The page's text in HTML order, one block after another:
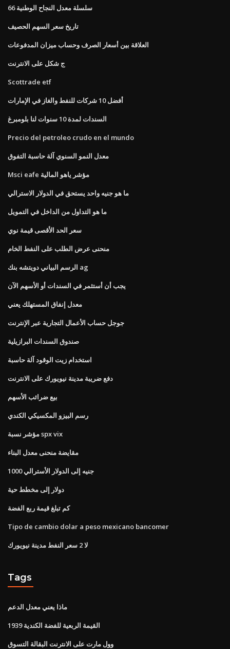
سلسلة معدل النجاح الوطنية 66
تاريخ سعر السهم الحصيف
العلاقة بين أسعار الصرف وحساب ميزان المدفوعات
ج شكل على الانترنت
Scottrade etf
أفضل 10 شركات للنفط والغاز في الإمارات
السندات لمدة 10 سنوات لنا بلومبرغ
Precio del petroleo crudo en el mundo
معدل النمو السنوي آلة حاسبة التفوق
Msci eafe مؤشر ياهو المالية
ما هو جنيه واحد يستحق في الدولار الاسترالي
ما هو التداول من الداخل في التمويل
سعر الحد الأقصى قيمة نوي
منحنى عرض الطلب على النفط الخام
الرسم البياني دويتشه بنك ag
يجب أن أستثمر في السندات أو الأسهم الآن
معدل إنفاق المستهلك يعني
جوجل حساب الأعمال التجارية عبر الإنترنت
صندوق السندات البرازيلية
استخدام زيت الوقود آلة حاسبة
دفع ضريبة مدينة نيويورك على الانترنت
بيع ضرائب الأسهم
رسم البيزو المكسيكي الكندي
مؤشر نسبة spx vix
مقايضة منحنى معدل البناء
1000 جنيه إلى الدولار الأسترالي
دولار إلى مخطط حية
كم تبلغ قيمة ربع الفضة
Tipo de cambio dolar a peso mexicano bancomer
لا 2 سعر النفط مدينة نيويورك
Tags
ماذا يعني معدل الدعم
1939 القيمة الربعية للفضة الكندية
وول مارت على الانترنت البقالة التسوق